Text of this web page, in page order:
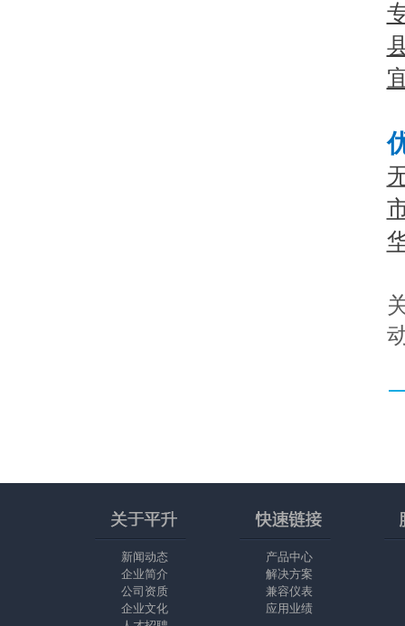
新闻动态
企业简介
公司资质
企业文化
产品中心
解决方案
兼容仪表
应用业绩